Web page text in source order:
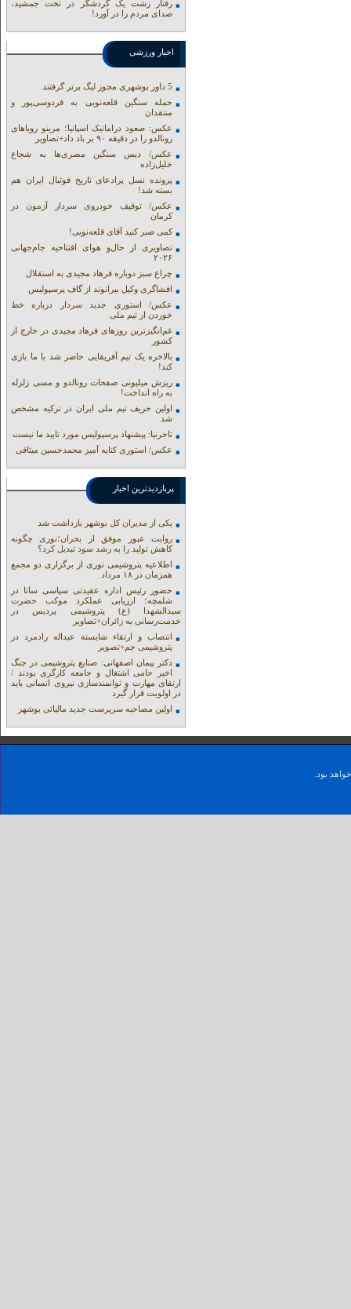
رفتار زشت یک گردشگر در تخت جمشید،
صدای مردم را در آورد!
اخبار ورزشی
5 داور بوشهری مجوز لیگ برتر گرفتند
حمله سنگین قلعه‌نویی به فردوسی‌پور و
منتقدان
عکس: صعود دراماتیک اسپانیا؛ مرینو رویاهای
رونالدو را در دقیقه ۹۰ بر باد داد+تصاویر
عکس/ دیس سنگین مصری‌ها به شجاع
خلیل‌زاده
پرونده نسل پرادعای تاریخ فوتبال ایران هم
بسته شد!
عکس/ توقیف خودروی سردار آزمون در
کرمان
کمی صبر کنید آقای قلعه‌نویی!
تصاویری از حال‌و هوای افتتاحیه جام‌جهانی
۲۰۲۶
چراغ سبز دوباره فرهاد مجیدی به استقلال
افشاگری وکیل بیرانوند از گاف‌ پرسپولیس
عکس/ استوری جدید سردار درباره خط
خوردن از تیم ملی
غم‌انگیزترین روزهای فرهاد مجیدی در خارج از
کشور
بالاخره یک تیم آفریقایی حاضر شد با ما بازی
کند!
ریزش میلیونی صفحات رونالدو و مسی زلزله
به راه انداخت!
اولین حریف تیم ملی ایران در ترکیه مشخص
شد
تاجرنیا: پیشنهاد پرسپولیس مورد تایید ما نیست
عکس/ استوری کنایه آمیز محمدحسین میثاقی
پربازدیدترین اخبار
یکی از مدیران کل بوشهر بازداشت شد
روایت عبور موفق از بحران؛نوری چگونه
کاهش تولید را به رشد سود تبدیل کرد؟
اطلاعیه پتروشیمی نوری از برگزاری دو مجمع
همزمان در ۱۸ مرداد
حضور رئیس اداره عقیدتی سیاسی ساتا در
شلمچه؛ ارزیابی عملکرد موکب حضرت
سیدالشهدا (ع) پتروشیمی پردیس در
خدمت‌رسانی به زائران+تصاویر
انتصاب و ارتقاء شایسته عبداله رادمرد در
پتروشیمی جم+تصویر
دکتر پیمان اصفهانی: صنایع پتروشیمی در جنگ
اخیر حامی اشتغال و جامعه کارگری بودند /
ارتقای مهارت و توانمندسازی نیروی انسانی باید
در اولویت قرار گیرد
اولین مصاحبه سرپرست جدید مالیاتی بوشهر
بود.